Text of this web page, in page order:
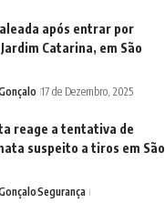
após entrar por
Catarina, em São
17 de Dezembro, 2025
reage a tentativa de
suspeito a tiros em São
Segurança